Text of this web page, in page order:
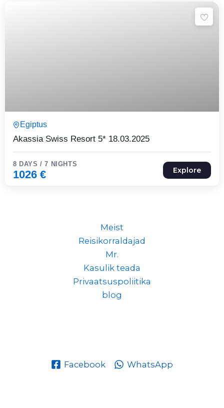
Egiptus
Akassia Swiss Resort 5* 18.03.2025
8 DAYS / 7 NIGHTS
1026 € Explore
Meist
Reisikorraldajad
Mr.
Kasulik teada
Privaatsuspoliitika
blog
Facebook WhatsApp